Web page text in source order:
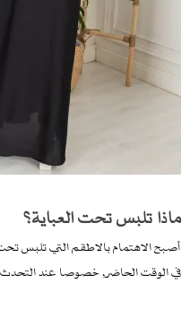
ماذا تلبس تحت العباية؟
أصبح الاهتمام بالاطقم التي تلبس
في الوقت الحاضر, خصوصا عند